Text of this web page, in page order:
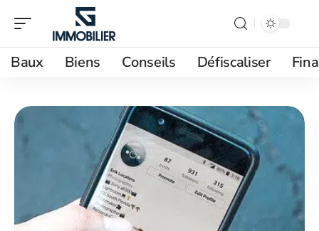
Baux Biens Conseils Défiscaliser